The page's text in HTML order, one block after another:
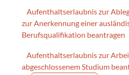
Aufenthaltserlaubnis zur
zur Anerkennung einer
Berufsqualifikation beantragen
Aufenthaltserlaubnis zur
abgeschlossenem Studium